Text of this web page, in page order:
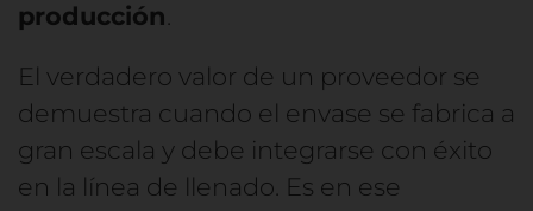
producción.
El verdadero valor de un proveedor se
demuestra cuando el envase se fabrica a
gran escala y debe integrarse con éxito
en la línea de llenado. Es en ese